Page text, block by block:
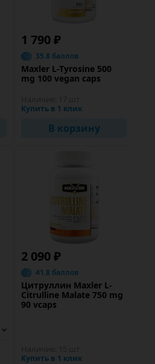
1 790 ₽
35.8 баллов
Maxler L-Tyrosine 500
mg 100 vegan caps
Купить в 1 клик
В корзину
2 090 ₽
41.8 баллов
Цитруллин Maxler L-
Citrulline Malate 750 mg
90 vcaps
Купить в 1 клик